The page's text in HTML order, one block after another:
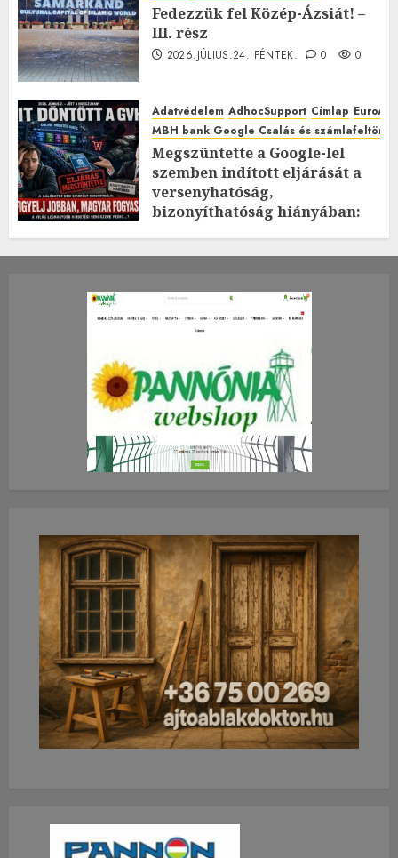
Fedezzük fel Közép-Ázsiát! –
III. rész
2026.JÚLIUS.24. PÉNTEK. 0 0
Adatvédelem AdhocSupport Címlap
MBH bank Google Csalás és
Megszüntette a Google-lel
szemben indított eljárását a
versenyhatóság,
bizonyíthatóság hiányában:
2026.JÚLIUS.23. CSÜTÖRTÖK.
0